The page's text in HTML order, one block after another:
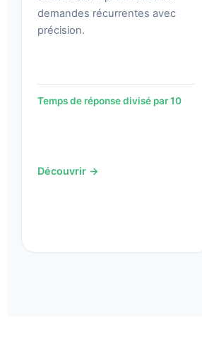
demandes récurrentes avec
précision.
Temps de réponse divisé par 10
Découvrir →